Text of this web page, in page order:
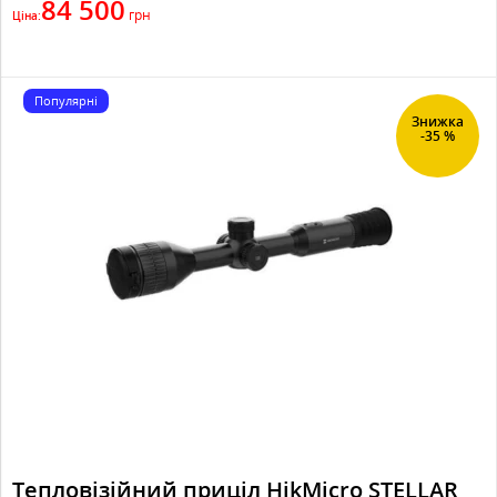
Ціна:84 500 грн
Знижка
-35 %
Популярні
Тепловізійний приціл HikMicro STELLAR